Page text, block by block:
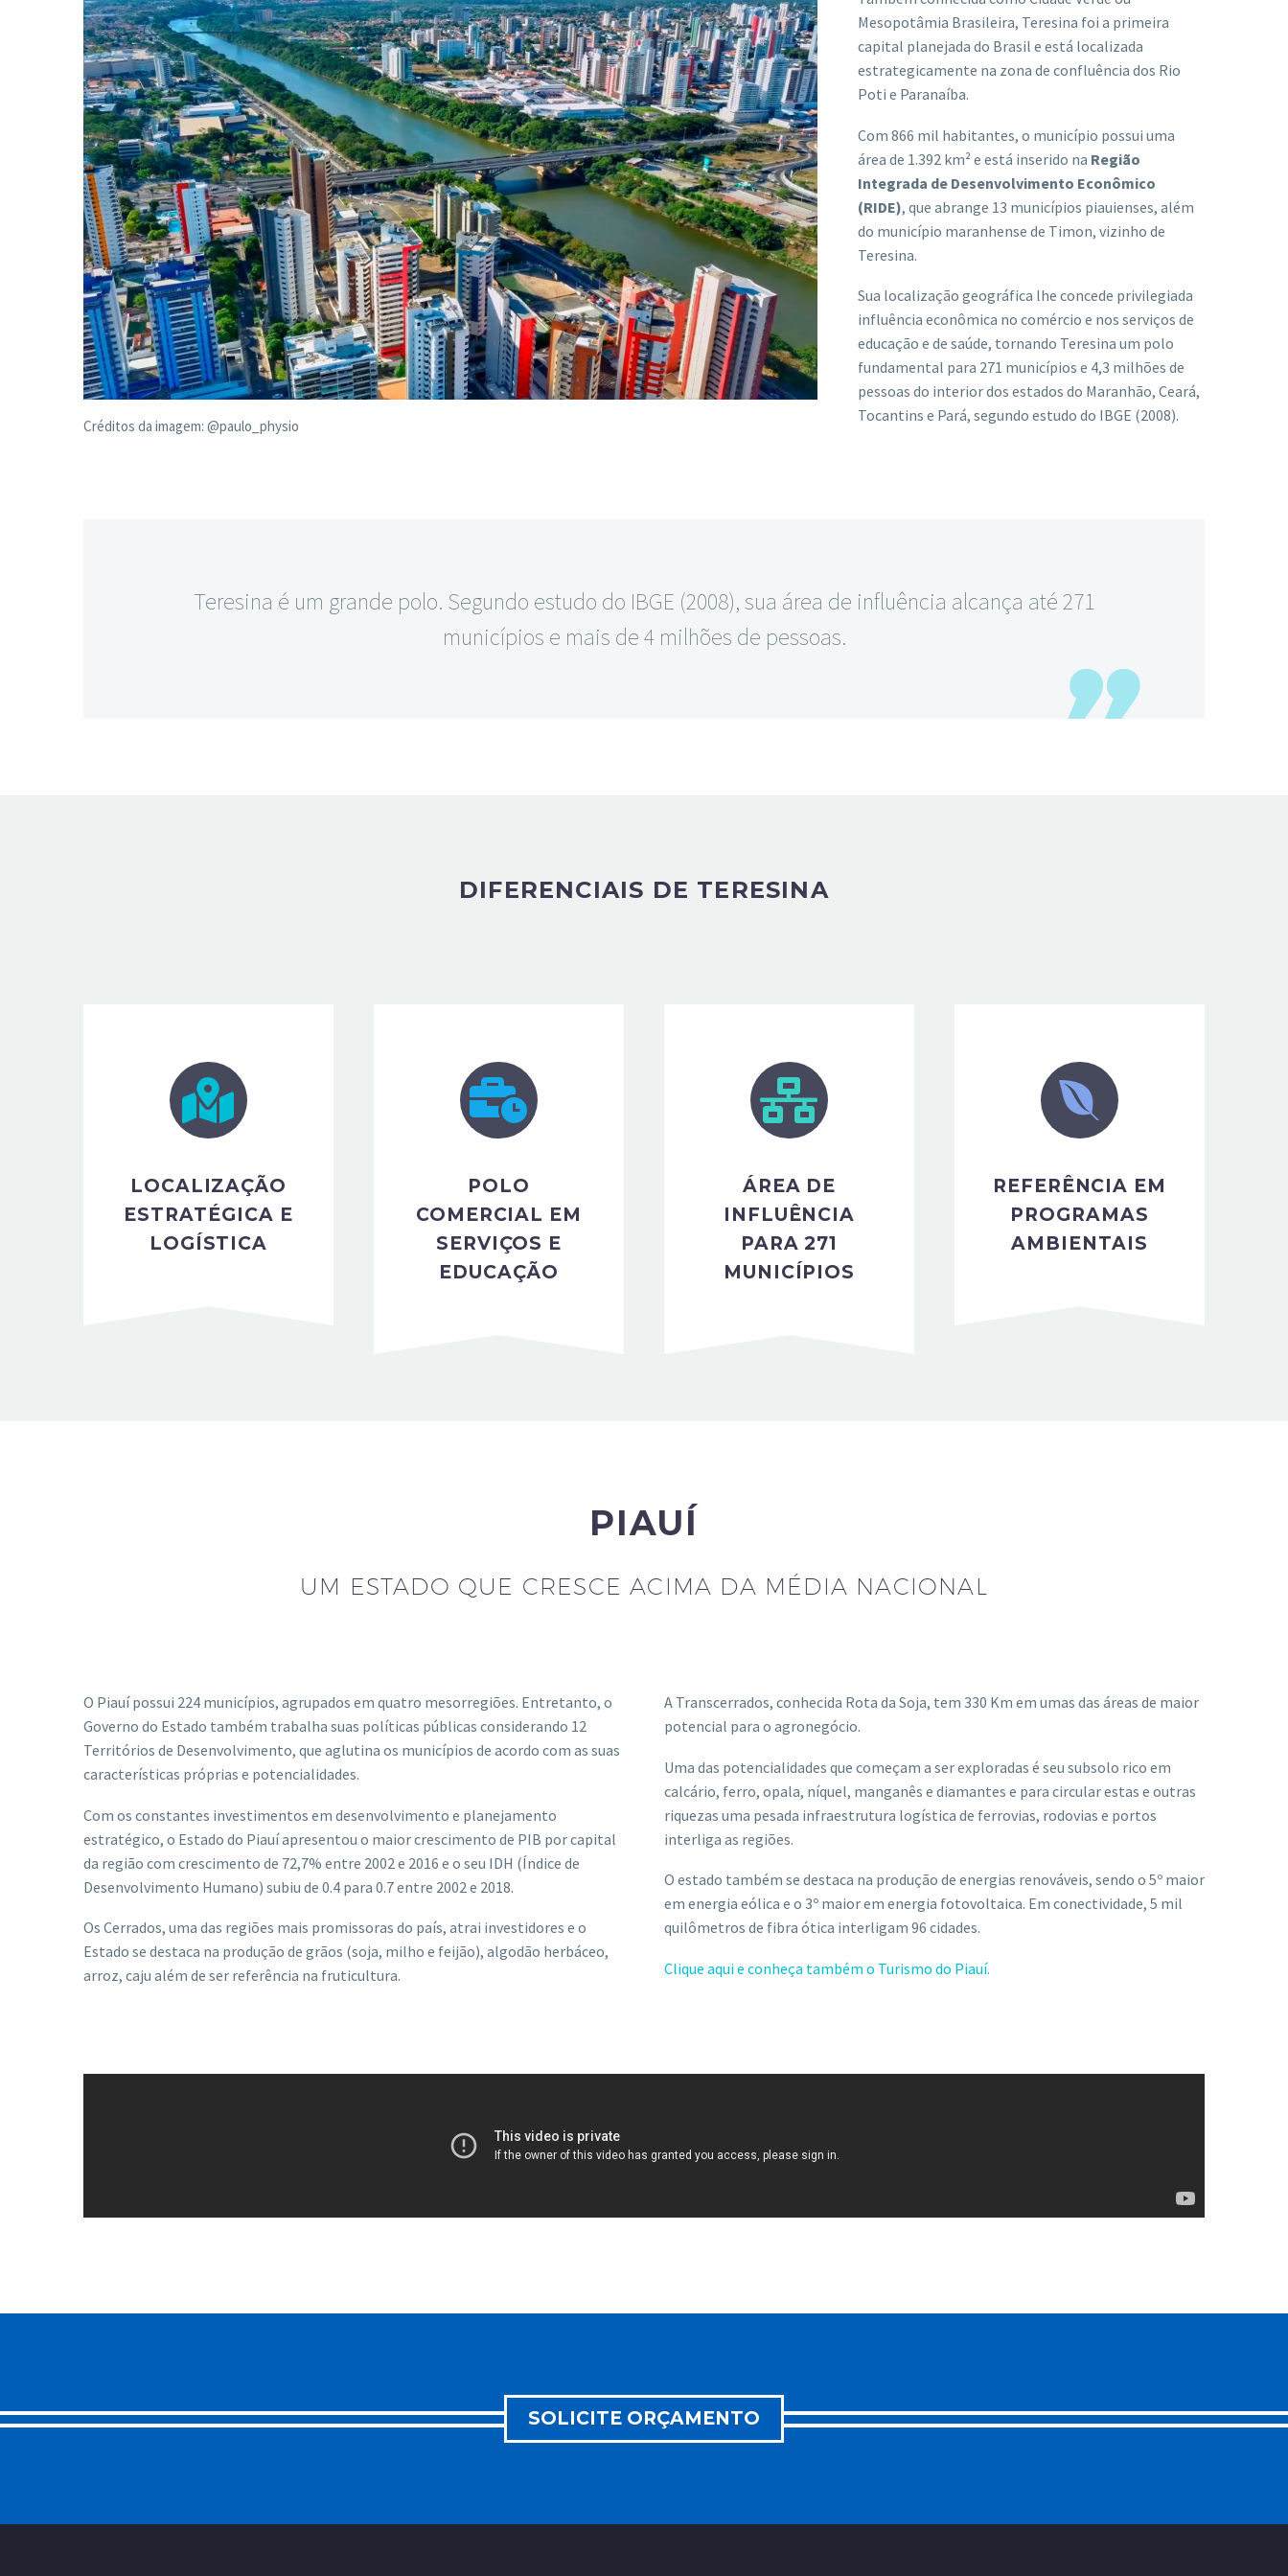
Créditos da imagem: @paulo_physio
Mesopotâmia Brasileira, Teresina foi a primeira
capital planejada do Brasil e está localizada
estrategicamente na zona de confluência dos Rio
Poti e Paranaíba.
Com 866 mil habitantes, o município possui uma
área de 1.392 km² e está inserido na Região
Integrada de Desenvolvimento Econômico
(RIDE), que abrange 13 municípios piauienses, além
do município maranhense de Timon, vizinho de
Teresina.
Sua localização geográfica lhe concede privilegiada
influência econômica no comércio e nos serviços de
educação e de saúde, tornando Teresina um polo
fundamental para 271 municípios e 4,3 milhões de
pessoas do interior dos estados do Maranhão, Ceará,
Tocantins e Pará, segundo estudo do IBGE (2008).
Teresina é um grande polo. Segundo estudo do IBGE (2008), sua área de influência alcança até 271
municípios e mais de 4 milhões de pessoas.
DIFERENCIAIS DE TERESINA
LOCALIZAÇÃO
ESTRATÉGICA E
LOGÍSTICA
POLO
COMERCIAL EM
SERVIÇOS E
EDUCAÇÃO
ÁREA DE
INFLUÊNCIA
PARA 271
MUNICÍPIOS
REFERÊNCIA EM
PROGRAMAS
AMBIENTAIS
PIAUÍ
UM ESTADO QUE CRESCE ACIMA DA MÉDIA NACIONAL
O Piauí possui 224 municípios, agrupados em quatro mesorregiões. Entretanto, o
Governo do Estado também trabalha suas políticas públicas considerando 12
Territórios de Desenvolvimento, que aglutina os municípios de acordo com as suas
características próprias e potencialidades.
Com os constantes investimentos em desenvolvimento e planejamento
estratégico, o Estado do Piauí apresentou o maior crescimento de PIB por capital
da região com crescimento de 72,7% entre 2002 e 2016 e o seu IDH (Índice de
Desenvolvimento Humano) subiu de 0.4 para 0.7 entre 2002 e 2018.
Os Cerrados, uma das regiões mais promissoras do país, atrai investidores e o
Estado se destaca na produção de grãos (soja, milho e feijão), algodão herbáceo,
arroz, caju além de ser referência na fruticultura.
A Transcerrados, conhecida Rota da Soja, tem 330 Km em umas das áreas de maior
potencial para o agronegócio.
Uma das potencialidades que começam a ser exploradas é seu subsolo rico em
calcário, ferro, opala, níquel, manganês e diamantes e para circular estas e outras
riquezas uma pesada infraestrutura logística de ferrovias, rodovias e portos
interliga as regiões.
O estado também se destaca na produção de energias renováveis, sendo o 5º maior
em energia eólica e o 3º maior em energia fotovoltaica. Em conectividade, 5 mil
quilômetros de fibra ótica interligam 96 cidades.
Clique aqui e conheça também o Turismo do Piauí.
SOLICITE ORÇAMENTO